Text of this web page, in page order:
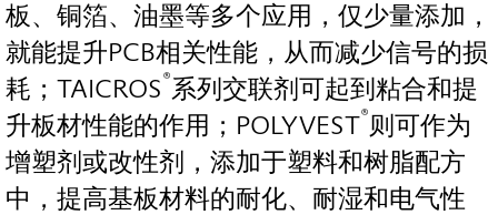
板、铜箔、油墨等多个应用，仅少量添加，
就能提升PCB相关性能，从而减少信号的损
耗；TAICROS®系列交联剂可起到粘合和提
升板材性能的作用；POLYVEST®则可作为
增塑剂或改性剂，添加于塑料和树脂配方
中，提高基板材料的耐化、耐湿和电气性